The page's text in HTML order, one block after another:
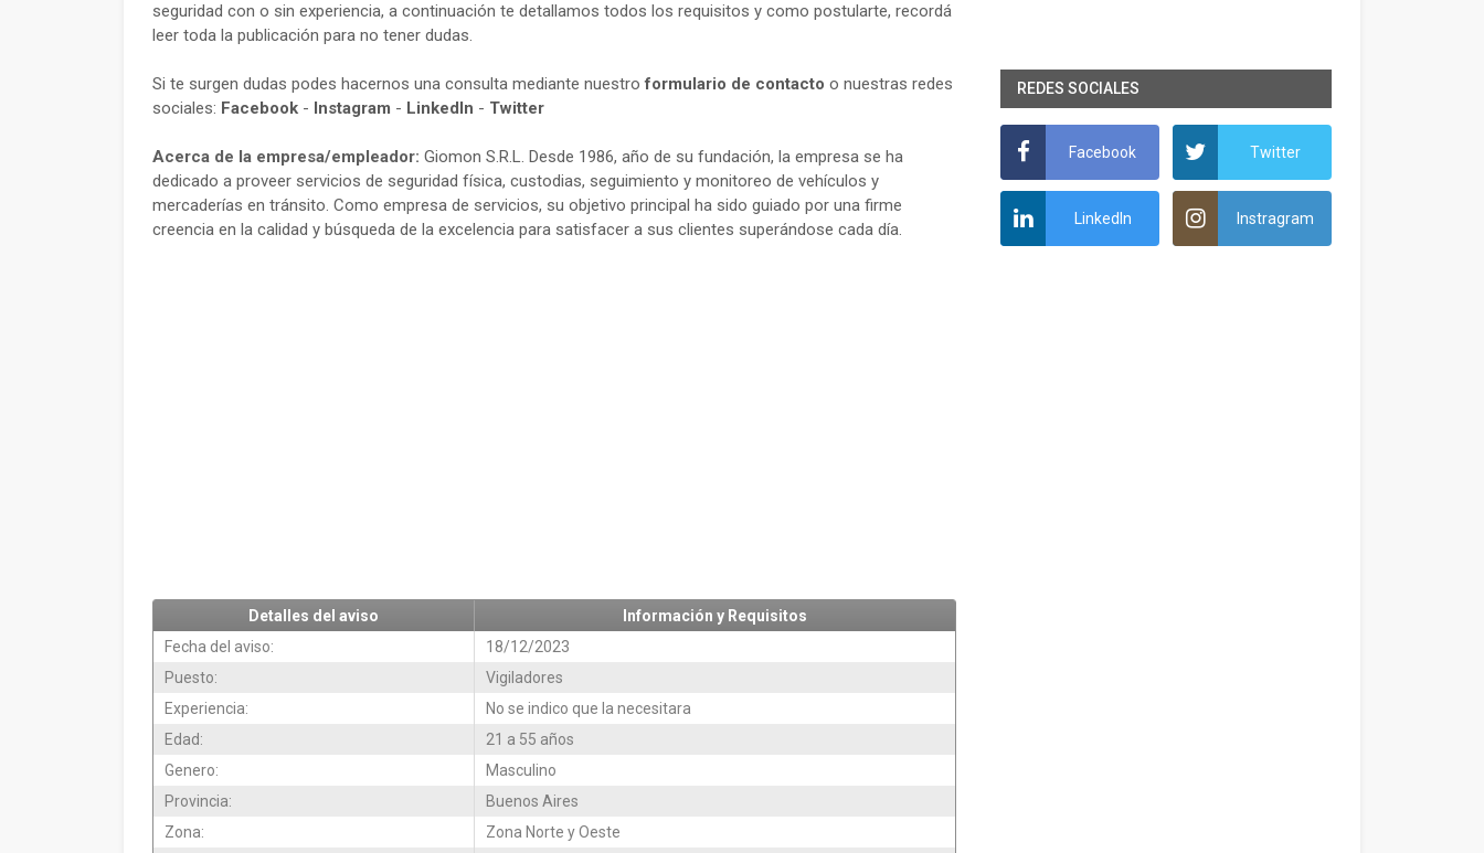
seguridad con o sin experiencia, a continuación te detallamos todos los requisitos y como postularte, recordá
leer toda la publicación para no tener dudas.
Si te surgen dudas podes hacernos una consulta mediante nuestroformulario de contacto o nuestras redes
sociales: Facebook - Instagram - LinkedIn - Twitter
Acerca de la empresa/empleador: Giomon S.R.L. Desde 1986, año de su fundación, la empresa se ha
dedicado a proveer servicios de seguridad física, custodias, seguimiento y monitoreo de vehículos y
mercaderías en tránsito. Como empresa de servicios, su objetivo principal ha sido guiado por una firme
creencia en la calidad y búsqueda de la excelencia para satisfacer a sus clientes superándose cada día.
Detalles del aviso
Información y Requisitos
Fecha del aviso:
18/12/2023
Puesto:
Vigiladores
Experiencia:
No se indico que la necesitara
Edad:
21 a 55 años
Genero:
Masculino
Provincia:
Buenos Aires
Zona:
Zona Norte y Oeste
REDES SOCIALES
Facebook Twitter
LinkedIn Instragram